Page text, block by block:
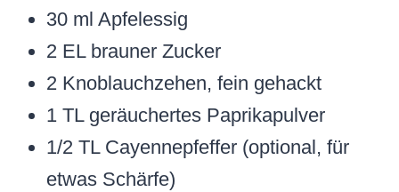
30 ml Apfelessig
2 EL brauner Zucker
2 Knoblauchzehen, fein gehackt
1 TL geräuchertes Paprikapulver
1/2 TL Cayennepfeffer (optional, für
etwas Schärfe)